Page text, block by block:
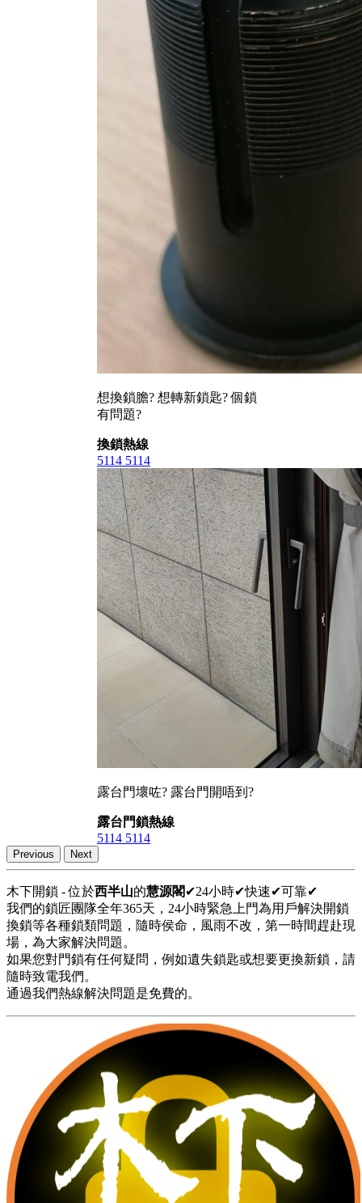
想換鎖膽? 想轉新鎖匙? 個鎖
有問題?
換鎖熱線
5114 5114
露台門壞咗? 露台門開唔到?
露台門鎖熱線
5114 5114
Previous Next
木下開鎖 - 位於西半山的慧源閣 ✔24小時✔快速✔可靠✔
我們的鎖匠團隊全年365天，24小時緊急上門為用戶解決開鎖
換鎖等各種鎖類問題，隨時侯命，風雨不改，第一時間趕赴現
場，為大家解決問題。
如果您對門鎖有任何疑問，例如遺失鎖匙或想要更換新鎖，請
隨時致電我們。
通過我們熱線解決問題是免費的。